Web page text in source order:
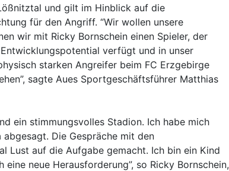
und gilt im Hinblick auf die
für den Angriff. “Wir wollen unsere
wir mit Ricky Bornschein einen Spieler, der
verfügt und in unser
starken Angreifer beim FC Erzgebirge
sagte Aues Sportgeschäftsführer Matthias
ein stimmungsvolles Stadion. Ich habe mich
Die Gespräche mit den
Lust auf die Aufgabe gemacht. Ich bin ein Kind
neue Herausforderung”, so Ricky Bornschein,